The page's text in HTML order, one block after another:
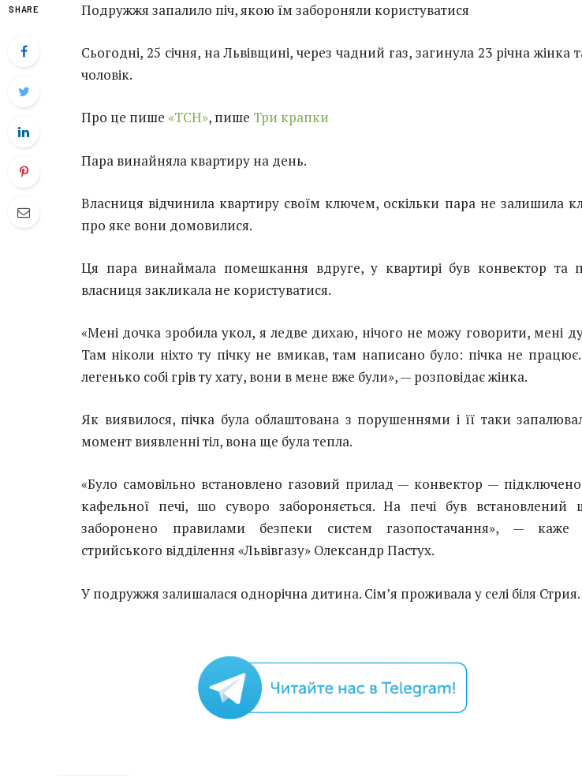
SHARE Подружжя запалило піч, якою їм забороняли користуватися
Сьогодні, 25 січня, на Львівщині, через чадний газ, загинула 23 річна жінка
чоловік.
Про це пише «ТСН», пише Три крапки
Пара винайняла квартиру на день.
Власниця відчинила квартиру своїм ключем, оскільки пара не залишила
про яке вони домовилися.
Ця пара винаймала помешкання вдруге, у квартирі був конвектор та
власниця закликала не користуватися.
«Мені дочка зробила укол, я ледве дихаю, нічого не можу говорити, мені
Там ніколи ніхто ту пічку не вмикав, там написано було: пічка не
легенько собі грів ту хату, вони в мене вже були», — розповідає жінка.
Як виявилося, пічка була облаштована з порушеннями і її таки
момент виявленні тіл, вона ще була тепла.
«Було самовільно встановлено газовий прилад — конвектор —
кафельної печі, шо суворо забороняється. На печі був
заборонено правилами безпеки систем газопостачання», — каже
стрийського відділення «Львівгазу» Олександр Пастух.
У подружжя залишалася однорічна дитина. Сім’я проживала у селі біля Стрия.